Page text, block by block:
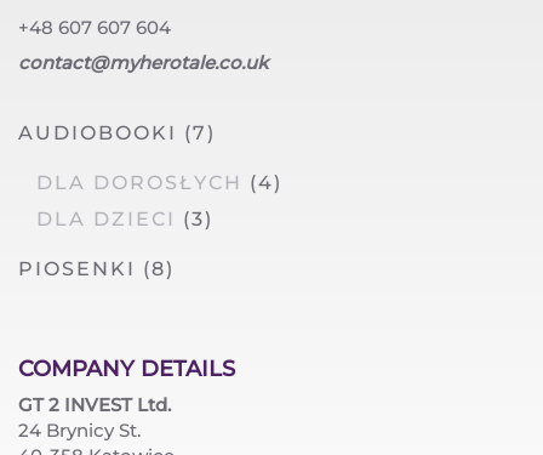
+48 607 607 604
contact@myherotale.co.uk
AUDIOBOOKI (7)
DLA DOROSŁYCH (4)
DLA DZIECI (3)
PIOSENKI (8)
COMPANY DETAILS
GT 2 INVEST Ltd.
24 Brynicy St.